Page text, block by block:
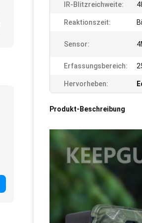
IR-Blitzreichweite:
Reaktionszeit:
Sensor:
Erfassungsbereich:
Hervorheben:
Produkt-Beschreibung